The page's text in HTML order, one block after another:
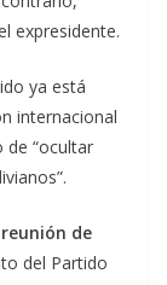
expresidente.
ya está
internacional
de “ocultar
de
del Partido